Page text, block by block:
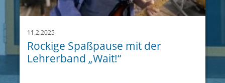
11.2.2025
Rockige Spaßpause mit der
Lehrerband „Wait!“